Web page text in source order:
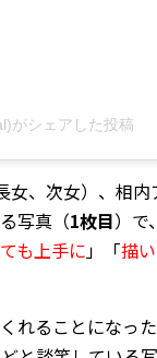
がシェアした投稿
、次女）、相内
写真（1枚目）で
も上手に」「描
れることになっ